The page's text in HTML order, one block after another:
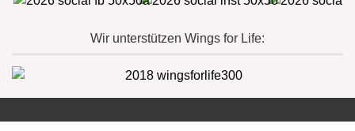
Wir unterstützen Wings for Life: